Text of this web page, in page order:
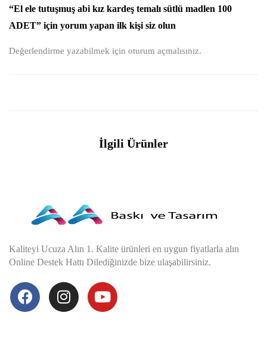
“El ele tutuşmuş abi kız kardeş temalı sütlü madlen 100
ADET” için yorum yapan ilk kişi siz olun
Değerlendirme yazabilmek için oturum açmalısınız.
İlgili Ürünler
Kaliteyi Ucuza Alın 1. Kalite ürünleri en uygun fiyatlarla alın
Online Destek Hattı Dilediğinizde bize ulaşabilirsiniz.